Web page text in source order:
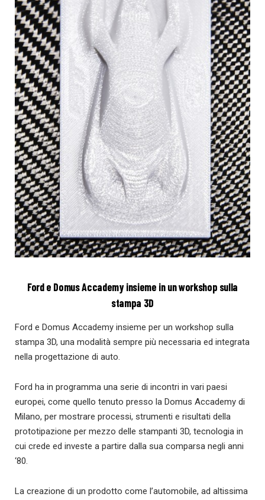
Ford e Domus Accademy insieme in un workshop sulla
stampa 3D
Ford e Domus Accademy insieme per un workshop sulla
stampa 3D, una modalità sempre più necessaria ed integrata
nella progettazione di auto.
Ford ha in programma una serie di incontri in vari paesi
europei, come quello tenuto presso la Domus Accademy di
Milano, per mostrare processi, strumenti e risultati della
prototipazione per mezzo delle stampanti 3D, tecnologia in
cui crede ed investe a partire dalla sua comparsa negli anni
‘80.
La creazione di un prodotto come l’automobile, ad altissima